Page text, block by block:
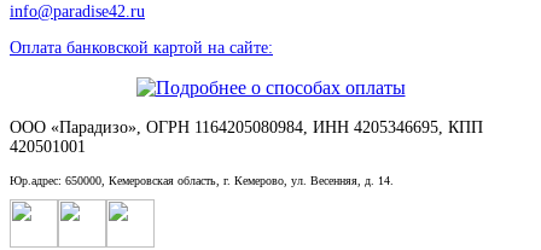
info@paradise42.ru
Оплата банковской картой на сайте:
ООО «Парадизо», ОГРН 1164205080984, ИНН 4205346695, КПП
420501001
Юр.адрес: 650000, Кемеровская область, г. Кемерово, ул. Весенняя, д. 14.